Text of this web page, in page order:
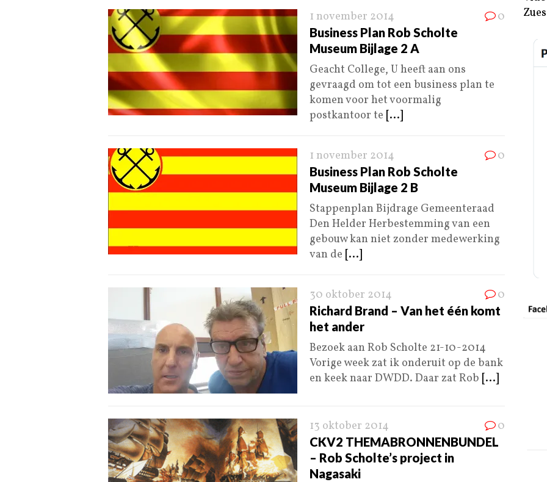
1 november 2014 0
Business Plan Rob Scholte
Museum Bijlage 2 A
Geacht College, U heeft aan ons
gevraagd om tot een business plan te
komen voor het voormalig
postkantoor te [...]
1 november 2014 0
Business Plan Rob Scholte
Museum Bijlage 2 B
Stappenplan Bijdrage Gemeenteraad
Den Helder Herbestemming van een
gebouw kan niet zonder medewerking
van de [...]
30 oktober 2014 0
Richard Brand – Van het één komt
het ander
Bezoek aan Rob Scholte 21-10-2014
Vorige week zat ik onderuit op de bank
en keek naar DWDD. Daar zat Rob [...]
13 oktober 2014 0
CKV2 THEMABRONNENBUNDEL
– Rob Scholte’s project in
Nagasaki